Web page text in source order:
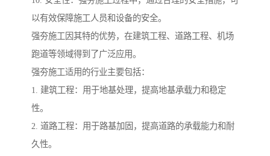
以有效保障施工人员和设备的安全。
强夯施工因其特的优势，在建筑工程、道路工程、机场
跑道等领域得到了广泛应用。
强夯施工适用的行业主要包括：
1. 建筑工程：用于地基处理，提高地基承载力和稳定
性。
2. 道路工程：用于路基加固，提高道路的承载能力和耐
久性。